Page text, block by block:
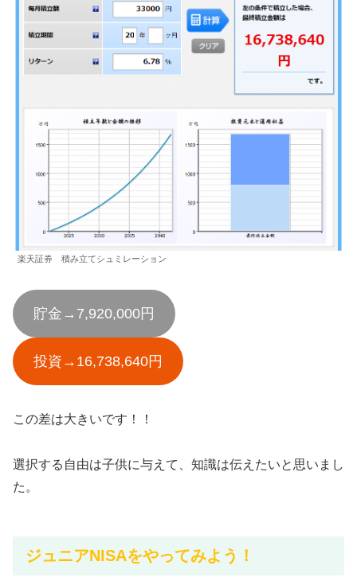
楽天証券 積み立てシュミレーション
貯金→7,920,000円
投資→16,738,640円
この差は大きいです！！
選択する自由は子供に与えて、知識は伝えたいと思いまし
た。
ジュニアNISAをやってみよう！